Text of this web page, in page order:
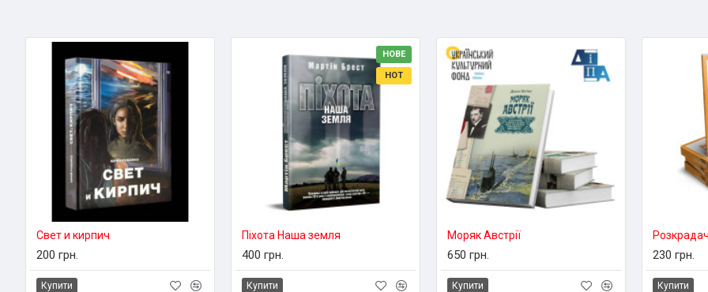
Свет и кирпич
200 грн.
Купити
НОВЕ
HOT
Піхота Наша земля
400 грн.
Купити
Моряк Австрії
650 грн.
Купити
230 грн.
Купити